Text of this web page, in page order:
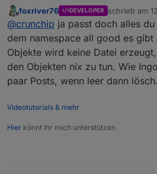
0_userdata.0, dieser
auftaucht
was soll der Ordner
doch dann eigentlich
foxriver76 DEVELOPER schrieb am
zuletzt
@crunchip ja passt doch alles
dem namespace all good es gibt
Objekte wird keine Datei
den Objekten nix zu tun. Wie
paar Posts, wenn leer dann lösch.
Videotutorials & mehr
Hier könnt ihr mich unterstützen.